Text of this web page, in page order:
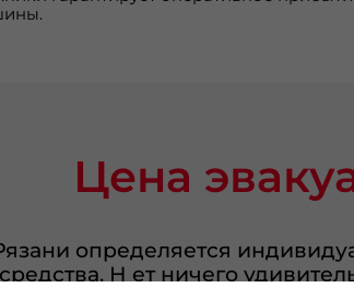
Цена
определяется
Н ет ничего